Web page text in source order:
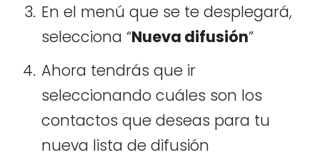
En el menú que se te desplegará,
selecciona “Nueva difusión”
Ahora tendrás que ir
seleccionando cuáles son los
contactos que deseas para tu
nueva lista de difusión